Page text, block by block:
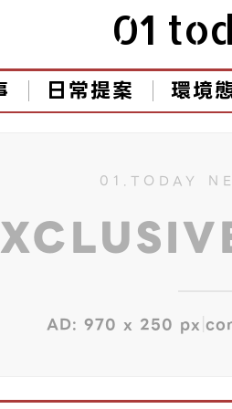
01
日常提案 環境
01.TODAY
AD: 970 x 250 px|